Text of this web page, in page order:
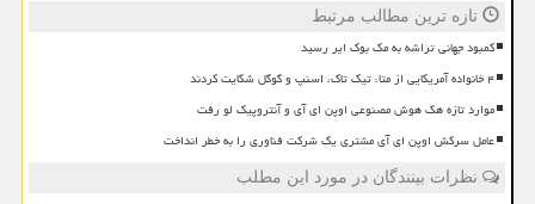
تازه ترین مطالب مرتبط
کمبود جهانی تراشه به مک بوک ایر رسید
۴ خانواده آمریکایی از متا، تیک تاک، اسنپ و گوگل شکایت کردند
موارد تازه هک هوش مصنوعی اوپن ای آی و آنتروپیک لو رفت
عامل سرکش اوپن ای آی مشتری یک شرکت فناوری را به خطر انداخت
نظرات بینندگان در مورد این مطلب